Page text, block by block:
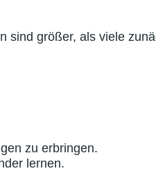
sind größer, als viele
zu erbringen.
lernen.